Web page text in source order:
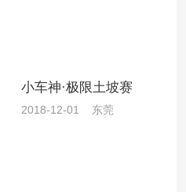
小车神·极限土坡赛
2018-12-01 东莞